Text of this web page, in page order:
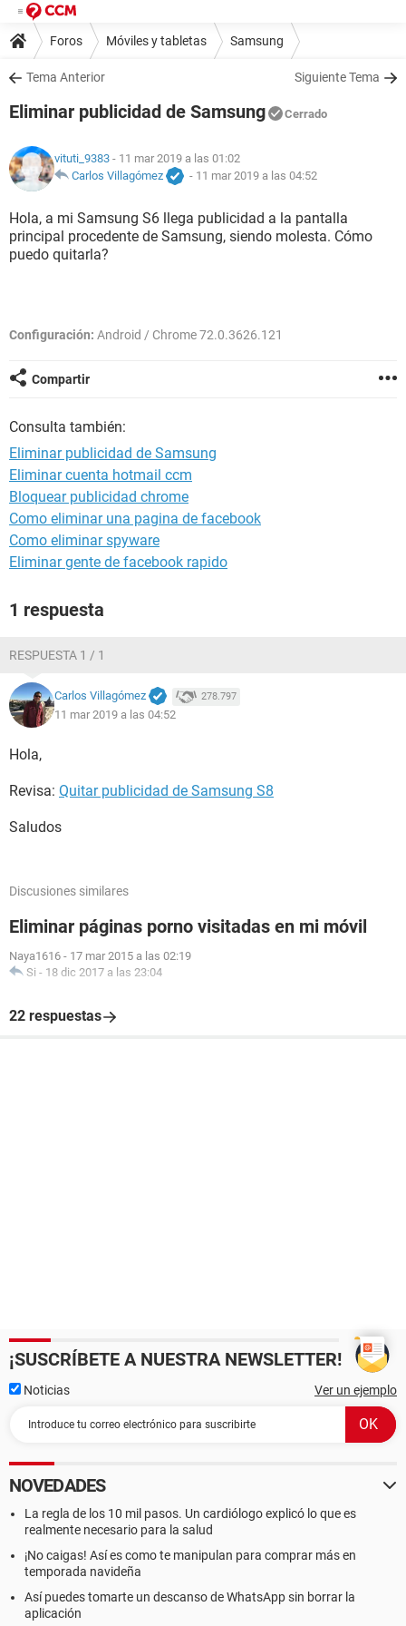
Foros Móviles y tabletas Samsung
Tema Anterior Siguiente Tema
Eliminar publicidad de Samsung Cerrado
vituti_9383 - 11 mar 2019 a las 01:02
Carlos Villagómez
- 11 mar 2019 a las 04:52
Hola, a mi Samsung S6 llega publicidad a la pantalla
principal procedente de Samsung, siendo molesta. Cómo
puedo quitarla?
Configuración: Android / Chrome 72.0.3626.121
Compartir
Consulta también:
Eliminar publicidad de Samsung
Eliminar cuenta hotmail ccm
Bloquear publicidad chrome
Como eliminar una pagina de facebook
Como eliminar spyware
Eliminar gente de facebook rapido
1 respuesta
RESPUESTA 1 / 1
Carlos Villagómez 278.797
11 mar 2019 a las 04:52
Hola,
Revisa: Quitar publicidad de Samsung S8
Saludos
Discusiones similares
Eliminar páginas porno visitadas en mi móvil
Naya1616 - 17 mar 2015 a las 02:19
Si - 18 dic 2017 a las 23:04
22 respuestas
¡SUSCRÍBETE A NUESTRA NEWSLETTER!
Noticias Ver un ejemplo
NOVEDADES
La regla de los 10 mil pasos. Un cardiólogo explicó lo que es
realmente necesario para la salud
¡No caigas! Así es como te manipulan para comprar más en
temporada navideña
Así puedes tomarte un descanso de WhatsApp sin borrar la
aplicación